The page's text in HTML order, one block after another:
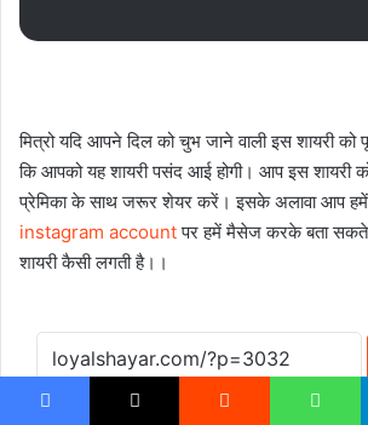
मित्रो यदि आपने दिल को चुभ जाने वाली इस शायरी को
कि आपको यह शायरी पसंद आई होगी। आप इस शायरी
प्रेमिका के साथ जरूर शेयर करें। इसके अलावा आप हमें
instagram accountपर हमें मैसेज करके बता सकते
शायरी कैसी लगती है।।